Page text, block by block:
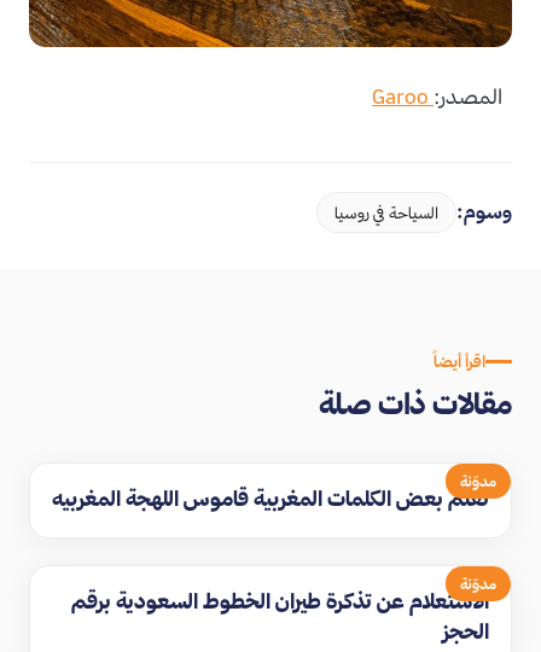
المصدر:
وسوم: السياحة في روسيا
اقرأ أيضاً
مقالات ذات صلة
مدوّنة
تعلم بعض الكلمات المغربية قاموس اللهجة المغربيه
مدوّنة
الاستعلام عن تذكرة طيران الخطوط السعودية برقم
الحجز